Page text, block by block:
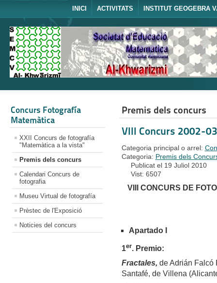
INICI ACTIVITATS INSTITUT GEOGEBRA
Concurs Fotografía
Matemàtica
XXII Concurs de fotografía
"Matemàtica a la vista"
Premis dels concurs
Calendari Concurs de
fotografia
Museu Virtual de fotografía
Prèstec de l'Exposició
Noticies del concurs
Premis dels concurs
VIII Concurs 2002-03
Categoria principal o arrel:
Categoria: Premis dels
Publicat el 19 Juliol 2010
Vist: 6507
VIII CONCURS DE
Apartado I
1er. Premio:
Fractales, de Adrián Falcó
Santafé, de Villena